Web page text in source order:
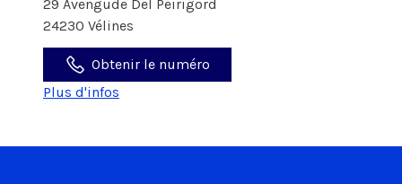
29 Avengude Del Peirigord
24230 Vélines
Obtenir le numéro
Plus d'infos